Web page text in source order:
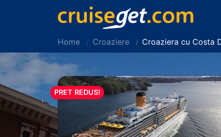
Home Croaziere Croaziera cu Costa
PRET REDUS!